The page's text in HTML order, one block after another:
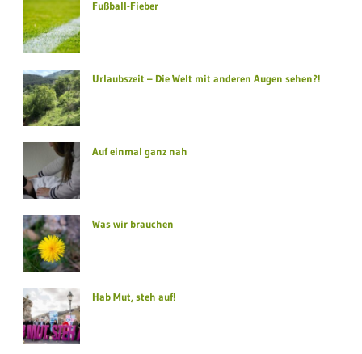
Fußball-Fieber
Urlaubszeit – Die Welt mit anderen Augen sehen?!
Auf einmal ganz nah
Was wir brauchen
Hab Mut, steh auf!